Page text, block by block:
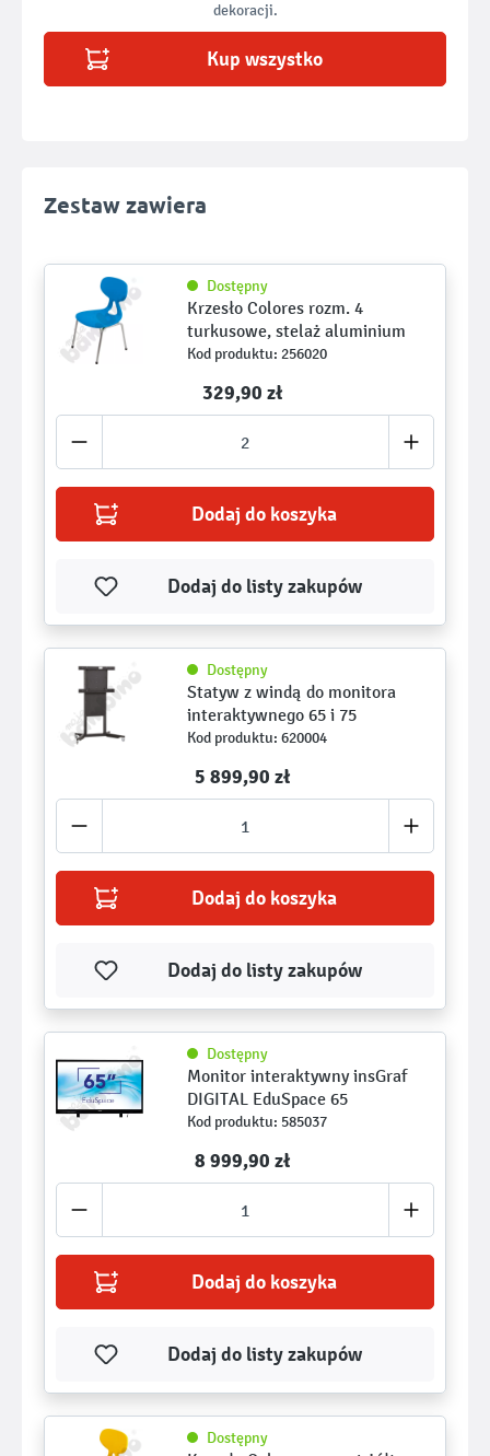
dekoracji.
Kup wszystko
Zestaw zawiera
Dostępny
Krzesło Colores rozm. 4
turkusowe, stelaż aluminium
Kod produktu: 256020
329,90 zł ­­
Dodaj do koszyka
Dodaj do listy zakupów
Dostępny
Statyw z windą do monitora
interaktywnego 65 i 75
Kod produktu: 620004
5 899,90 zł ­­
Dodaj do koszyka
Dodaj do listy zakupów
Dostępny
Monitor interaktywny insGraf
DIGITAL EduSpace 65
Kod produktu: 585037
8 999,90 zł ­­
Dodaj do koszyka
Dodaj do listy zakupów
Dostępny